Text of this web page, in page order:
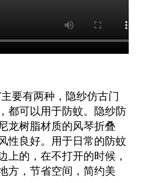
要有两种，隐纱仿古门
都可以用于防蚊。隐纱防
龙树脂材质的风琴折叠
性良好。用于日常的防蚊
上的，在不打开的时候，
方，节省空间，简约美